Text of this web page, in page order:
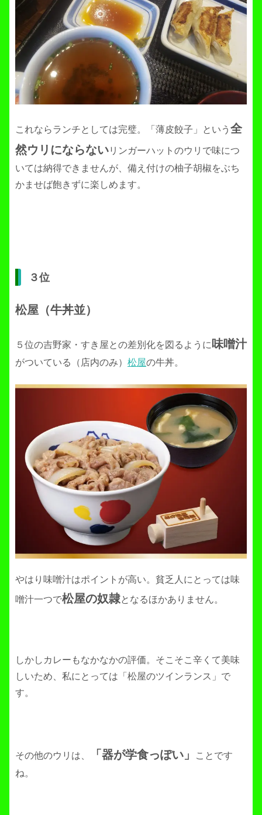
これならランチとしては完璧。「薄皮餃子」という 全
然ウリにならないリンガーハットのウリで味につ
いては納得できませんが、備え付けの柚子胡椒をぶち
かませば飽きずに楽しめます。
３位
松屋（牛丼並）
５位の吉野家・すき屋との差別化を図るように味噌汁
がついている（店内のみ） 松屋の牛丼。
やはり味噌汁はポイントが高い。貧乏人にとっては味
噌汁一つで松屋の奴隷となるほかありません。
しかしカレーもなかなかの評価。そこそこ辛くて美味
しいため、私にとっては「松屋のツインランス」で
す。
その他のウリは、 「器が学食っぽい」
ことです
ね。